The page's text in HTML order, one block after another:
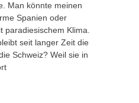
Man könnte meinen
Spanien oder
paradiesischem Klima.
seit langer Zeit die
Schweiz? Weil sie in